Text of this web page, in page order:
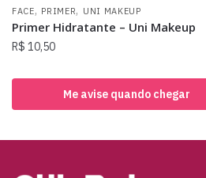
FACE, PRIMER, UNI MAKEUP
Primer Hidratante – Uni Makeup
R$ 10,50
Me avise quando chegar